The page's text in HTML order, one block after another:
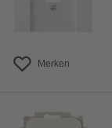
Merken